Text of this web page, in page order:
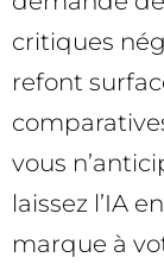
critiques
refont
vous
laissez l’IA
marque à